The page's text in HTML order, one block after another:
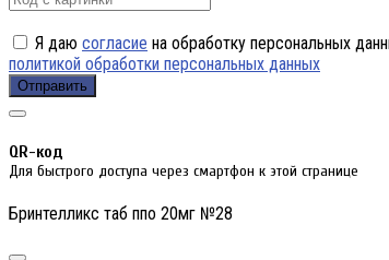
Я даю согласие на обработку персональных
политикой обработки персональных данных
Отправить
QR-код
Для быстрого доступа через смартфон к этой странице
Бринтелликс таб ппо 20мг №28